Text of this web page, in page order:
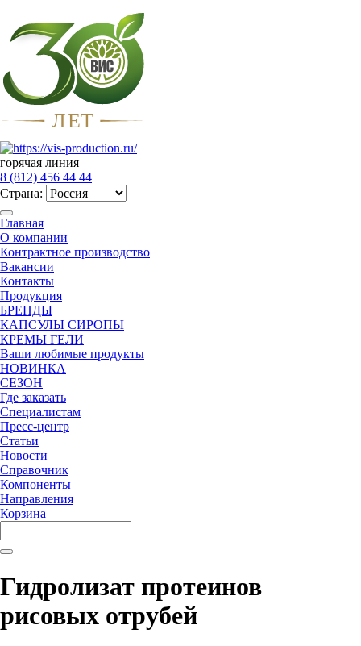
ЛЕТ
горячая линия
8 (812) 456 44 44
Страна:
Главная
О компании
Контрактное производство
Вакансии
Контакты
Продукция
БРЕНДЫ
КАПСУЛЫ СИРОПЫ
КРЕМЫ ГЕЛИ
Ваши любимые продукты
НОВИНКА
СЕЗОН
Где заказать
Специалистам
Пресс-центр
Статьи
Новости
Справочник
Компоненты
Направления
Корзина
Гидролизат протеинов
рисовых отрубей